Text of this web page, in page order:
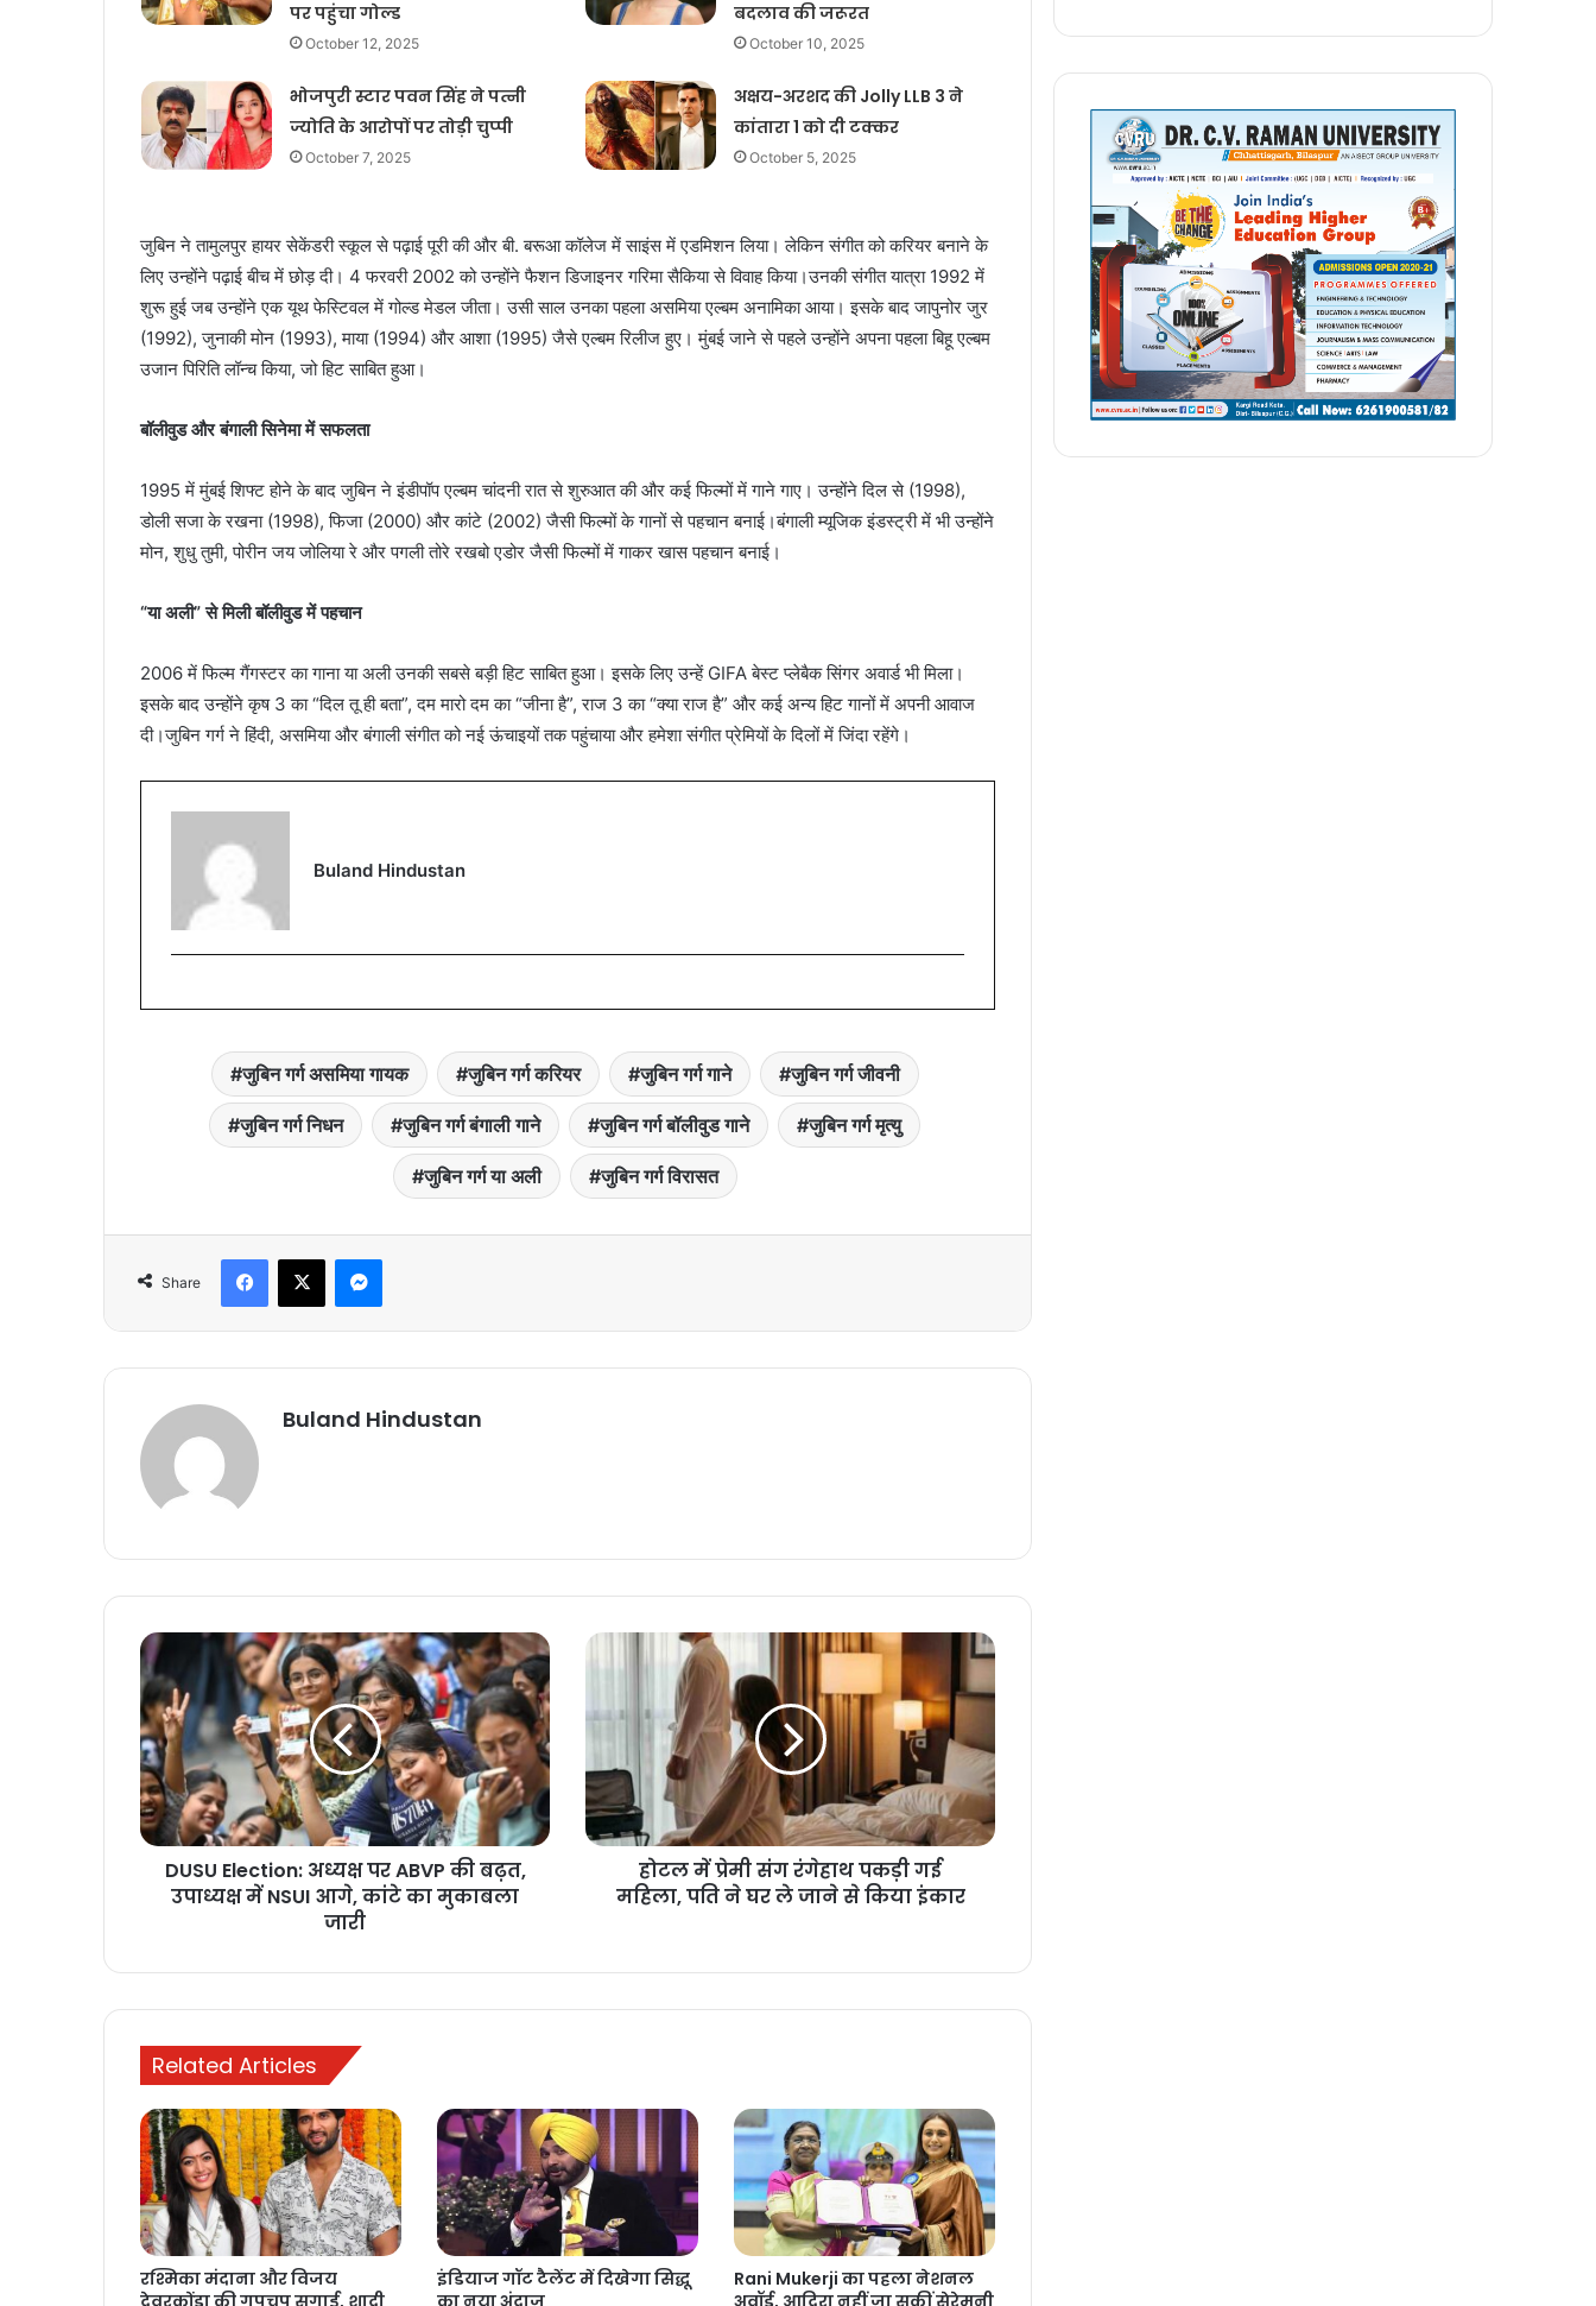
पर पहुंचा गोल्ड
October 12, 2025
बदलाव की जरूरत
October 10, 2025
भोजपुरी स्टार पवन सिंह ने पत्नी
ज्योति के आरोपों पर तोड़ी चुप्पी
October 7, 2025
अक्षय-अरशद की Jolly LLB 3 ने
कांतारा 1 को दी टक्कर
October 5, 2025
जुबिन ने तामुलपुर हायर सेकेंडरी स्कूल से पढ़ाई पूरी की और बी. बरूआ कॉलेज में साइंस में एडमिशन लिया। लेकिन संगीत को करियर बनाने के
लिए उन्होंने पढ़ाई बीच में छोड़ दी। 4 फरवरी 2002 को उन्होंने फैशन डिजाइनर गरिमा सैकिया से विवाह किया।उनकी संगीत यात्रा 1992 में
शुरू हुई जब उन्होंने एक यूथ फेस्टिवल में गोल्ड मेडल जीता। उसी साल उनका पहला असमिया एल्बम अनामिका आया। इसके बाद जापुनोर जुर
(1992), जुनाकी मोन (1993), माया (1994) और आशा (1995) जैसे एल्बम रिलीज हुए। मुंबई जाने से पहले उन्होंने अपना पहला बिहू एल्बम
उजान पिरिति लॉन्च किया, जो हिट साबित हुआ।
बॉलीवुड और बंगाली सिनेमा में सफलता
1995 में मुंबई शिफ्ट होने के बाद जुबिन ने इंडीपॉप एल्बम चांदनी रात से शुरुआत की और कई फिल्मों में गाने गाए। उन्होंने दिल से (1998),
डोली सजा के रखना (1998), फिजा (2000) और कांटे (2002) जैसी फिल्मों के गानों से पहचान बनाई।बंगाली म्यूजिक इंडस्ट्री में भी उन्होंने
मोन, शुधु तुमी, पोरीन जय जोलिया रे और पगली तोरे रखबो एडोर जैसी फिल्मों में गाकर खास पहचान बनाई।
“या अली” से मिली बॉलीवुड में पहचान
2006 में फिल्म गैंगस्टर का गाना या अली उनकी सबसे बड़ी हिट साबित हुआ। इसके लिए उन्हें GIFA बेस्ट प्लेबैक सिंगर अवार्ड भी मिला।
इसके बाद उन्होंने कृष 3 का “दिल तू ही बता”, दम मारो दम का “जीना है”, राज 3 का “क्या राज है” और कई अन्य हिट गानों में अपनी आवाज
दी।जुबिन गर्ग ने हिंदी, असमिया और बंगाली संगीत को नई ऊंचाइयों तक पहुंचाया और हमेशा संगीत प्रेमियों के दिलों में जिंदा रहेंगे।
Buland Hindustan
जुबिन गर्ग असमिया गायक जुबिन गर्ग करियर जुबिन गर्ग गाने जुबिन गर्ग जीवनी
जुबिन गर्ग निधन जुबिन गर्ग बंगाली गाने जुबिन गर्ग बॉलीवुड गाने जुबिन गर्ग मृत्यु
जुबिन गर्ग या अली जुबिन गर्ग विरासत
Share
Facebook
X Messenger
Buland Hindustan
DUSU Election: अध्यक्ष पर ABVP की बढ़त,
उपाध्यक्ष में NSUI आगे, कांटे का मुकाबला
जारी
होटल में प्रेमी संग रंगेहाथ पकड़ी गई
महिला, पति ने घर ले जाने से किया इंकार
Related Articles
रश्मिका मंदाना और विजय
इंडियाज गॉट टैलेंट में दिखेगा सिद्धू
Rani Mukerji का पहला नेशनल